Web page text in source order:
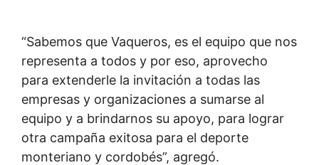
“Sabemos que Vaqueros, es el equipo que nos
representa a todos y por eso, aprovecho
para extenderle la invitación a todas las
empresas y organizaciones a sumarse al
equipo y a brindarnos su apoyo, para lograr
otra campaña exitosa para el deporte
monteriano y cordobés”, agregó.